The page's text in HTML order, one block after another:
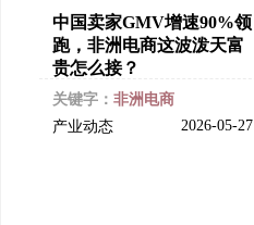
中国卖家GMV增速90%领
跑，非洲电商这波泼天富
贵怎么接？
关键字： 非洲电商
产业动态
2026-05-27